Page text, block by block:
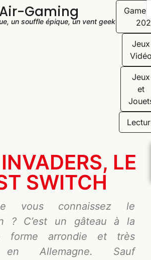
Air-Gaming
un souffle épique, un vent geek"
Jeux
Jeux
et
LE
SWITCH
vous connaissez le
? C’est un gâteau à la
forme arrondie et très
en Allemagne. Sauf